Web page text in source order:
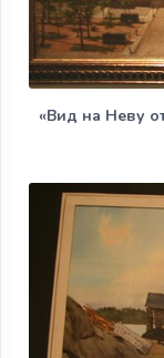
«Вид на Неву